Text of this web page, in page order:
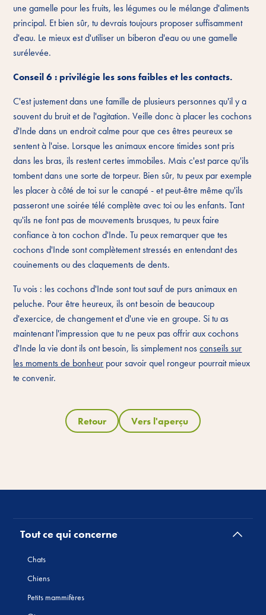
une gamelle pour les fruits, les légumes ou le mélange d'aliments
principal. Et bien sûr, tu devrais toujours proposer suffisamment
d'eau. Le mieux est d'utiliser un biberon d'eau ou une gamelle
surélevée.
Conseil 6 : privilégie les sons faibles et les contacts.
C'est justement dans une famille de plusieurs personnes qu'il y a
souvent du bruit et de l'agitation. Veille donc à placer les cochons
d'Inde dans un endroit calme pour que ces êtres peureux se
sentent à l'aise. Lorsque les animaux encore timides sont pris
dans les bras, ils restent certes immobiles. Mais c'est parce qu'ils
tombent dans une sorte de torpeur. Bien sûr, tu peux par exemple
les placer à côté de toi sur le canapé - et peut-être même qu'ils
passeront une soirée télé complète avec toi ou les enfants. Tant
qu'ils ne font pas de mouvements brusques, tu peux faire
confiance à ton cochon d'Inde. Tu peux remarquer que tes
cochons d'Inde sont complètement stressés en entendant des
couinements ou des claquements de dents.
Tu vois : les cochons d'Inde sont tout sauf de purs animaux en
peluche. Pour être heureux, ils ont besoin de beaucoup
d'exercice, de changement et d'une vie en groupe. Si tu as
maintenant l'impression que tu ne peux pas offrir aux cochons
d'Inde la vie dont ils ont besoin, lis simplement nosconseils sur
les moments de bonheur pour savoir quel rongeur pourrait mieux
te convenir.
Retour Vers l'aperçu
Tout ce qui concerne
Chats
Chiens
Petits mammifères